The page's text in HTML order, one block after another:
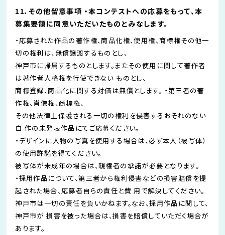
11．その他留意事項 ・本コンテストへの応募をもって、本
募集要領に同意いただいたものとみなします。
・応募された作品の著作権、商品化権、使用権、商標権その他一
切の権利は、無償譲渡するものとし、
神⼾市に帰属するものとします。またその使用に関して著作者
は著作者人格権を⾏使できない ものとし、
商標登録、商品化に関する対価は無償とします。 ・第三者の著
作権、肖像権、商標権、
その他法律上保護される一切の権利を侵害するおそれのない
自 作の未発表作品にてご応募ください。
・デザインに人物の写真を使用する場合は、必ず本人（被写体）
の使用許諾を得てください。
被写体が未成年の場合は、親権者の承諾が必要となります。
・採用作品について、第三者から権利侵害などの損害賠償を提
起された場合、応募者自らの責任と費 用で解決してください。
神⼾市は一切の責任を負いかねます。なお、採用作品に関して、
神⼾市が 損害を被った場合は、損害を賠償していただく場合が
あります。